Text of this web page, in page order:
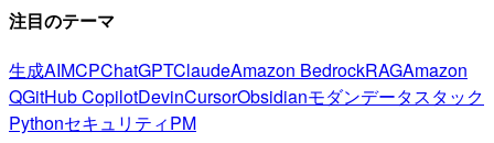
注目のテーマ
生成AIMCPChatGPTClaudeAmazon BedrockRAGAmazon
QGitHub CopilotDevinCursorObsidianモダンデータスタック
PythonセキュリティPM